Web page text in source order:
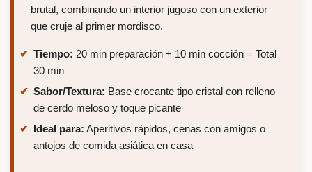
brutal, combinando un interior jugoso con un exterior
que cruje al primer mordisco.
Tiempo: 20 min preparación + 10 min cocción = Total
30 min
Sabor/Textura: Base crocante tipo cristal con relleno
de cerdo meloso y toque picante
Ideal para: Aperitivos rápidos, cenas con amigos o
antojos de comida asiática en casa